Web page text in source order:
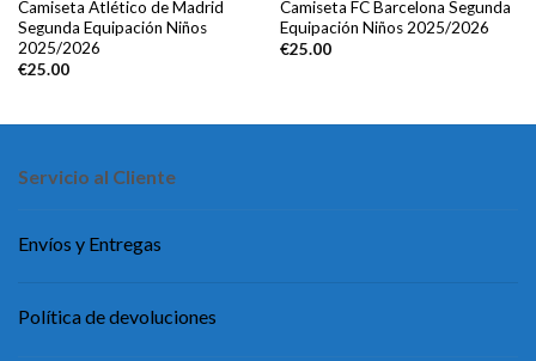
Camiseta Atlético de Madrid
Segunda Equipación Niños
2025/2026
€25.00
Camiseta FC Barcelona Segunda
Equipación Niños 2025/2026
€25.00
Servicio al Cliente
Envíos y Entregas
Política de devoluciones